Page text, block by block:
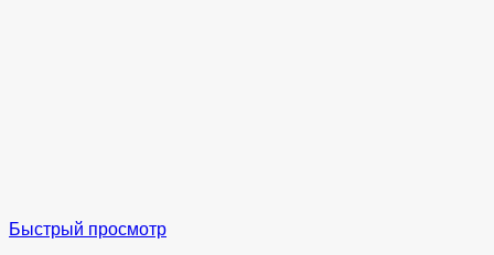
Быстрый просмотр